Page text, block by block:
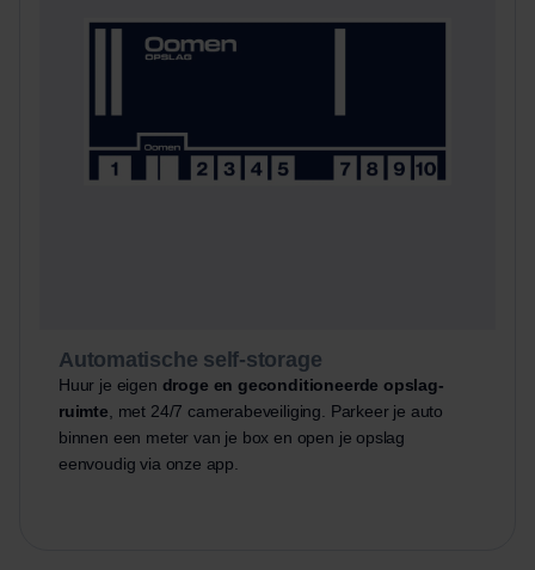
Automatische self-storage
Huur je eigen droge en geconditioneerde opslag-
ruimte , met 24/7 camerabeveiliging. Parkeer je auto
binnen een meter van je box en open je opslag
eenvoudig via onze app.